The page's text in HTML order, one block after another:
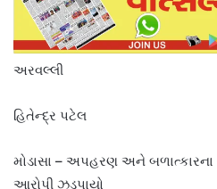
અરવલ્લી
હિતેન્દ્ર પટેલ
મોડાસા – અપહરણ અને બળાત્કારના
આરોપી ઝડપાયો